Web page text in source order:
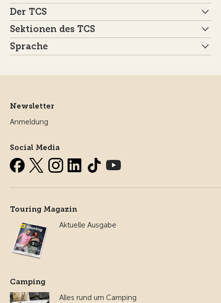
Der TCS
Sektionen des TCS
Sprache
Newsletter
Anmeldung
Social Media
Touring Magazin
Aktuelle Ausgabe
Camping
Alles rund um Camping